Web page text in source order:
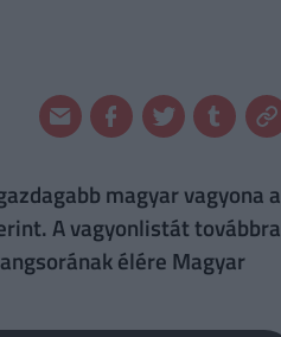
magyar vagyona a
A vagyonlistát továbbra
élére Magyar